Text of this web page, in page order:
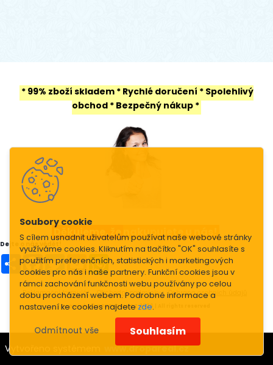
S cílem usnadnit uživatelům používat naše webové stránky
využíváme cookies. Kliknutím na tlačítko "OK" souhlasíte s
použitím preferenčních, statistických i marketingových
cookies pro nás i naše partnery. Funkční cookies jsou v
rámci zachování funkčnosti webu používány po celou
dobu procházení webem. Podrobné informace a
nastavení ke cookies najdete zde.
Odmítnout vše Souhlasím
* 99% zboží skladem * Rychlé doručení * Spolehlivý
obchod * Bezpečný nákup *
Děkujeme, že nakupujete u nás!
Dejte o nás vědět!
ShareFacebook
TwitterEmailWhatsApp
Reklamační formulář Obchodní podmínky Ochrana osobních údajů
Copyright© HOBBYDUM.CZ 2026 | All rights reserved
Vytvořeno systémem www.dropareal.cz